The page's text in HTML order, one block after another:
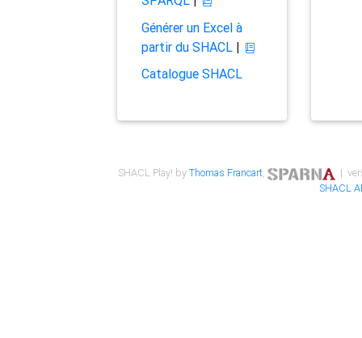
Générer un Excel à
partir du SHACL|
Catalogue SHACL
SHACL Play! byThomas Francart,
|
SHACL